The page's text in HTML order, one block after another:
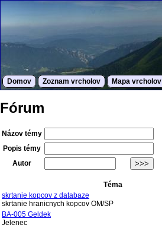
Domov Zoznam vrcholov Mapa vrcholov
Fórum
Názov témy
Popis témy
Autor
Téma
skrtanie kopcov z databaze
skrtanie hranicnych kopcov OM/SP
BA-005 Geldek
Jelenec